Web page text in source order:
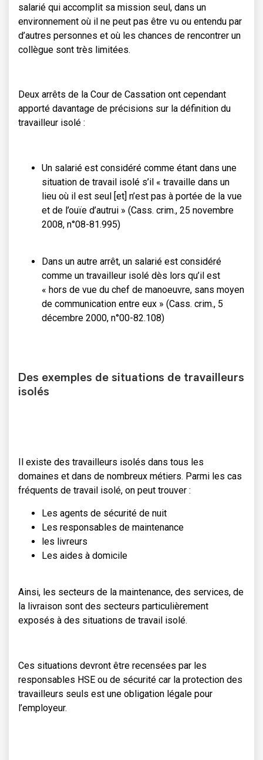
salarié qui accomplit sa mission seul, dans un
environnement où il ne peut pas être vu ou entendu par
d’autres personnes et où les chances de rencontrer un
collègue sont très limitées.
Deux arrêts de la Cour de Cassation ont cependant
apporté davantage de précisions sur la définition du
travailleur isolé :
Un salarié est considéré comme étant dans une
situation de travail isolé s’il « travaille dans un
lieu où il est seul [et] n’est pas à portée de la vue
et de l’ouïe d’autrui » (Cass. crim., 25 novembre
2008, n°08-81.995)
Dans un autre arrêt, un salarié est considéré
comme un travailleur isolé dès lors qu’il est
« hors de vue du chef de manoeuvre, sans moyen
de communication entre eux » (Cass. crim., 5
décembre 2000, n°00-82.108)
Des exemples de situations de travailleurs
isolés
Il existe des travailleurs isolés dans tous les
domaines et dans de nombreux métiers. Parmi les cas
fréquents de travail isolé, on peut trouver :
Les agents de sécurité de nuit
Les responsables de maintenance
les livreurs
Les aides à domicile
Ainsi, les secteurs de la maintenance, des services, de
la livraison sont des secteurs particulièrement
exposés à des situations de travail isolé.
Ces situations devront être recensées par les
responsables HSE ou de sécurité car la protection des
travailleurs seuls est une obligation légale pour
l’employeur.